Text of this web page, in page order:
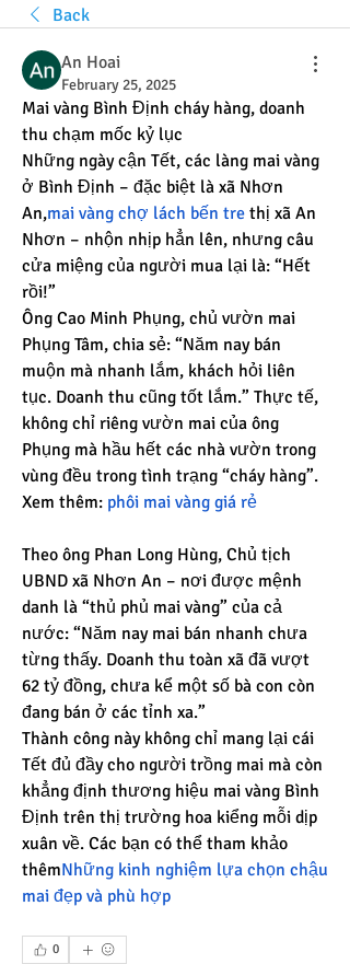
Back
An Hoai
February 25, 2025
Mai vàng Bình Định cháy hàng, doanh
thu chạm mốc kỷ lục
Những ngày cận Tết, các làng mai vàng
ở Bình Định – đặc biệt là xã Nhơn
An,mai vàng chợ lách bến tre thị xã An
Nhơn – nhộn nhịp hẳn lên, nhưng câu
cửa miệng của người mua lại là: “Hết
rồi!”
Ông Cao Minh Phụng, chủ vườn mai
Phụng Tâm, chia sẻ: “Năm nay bán
muộn mà nhanh lắm, khách hỏi liên
tục. Doanh thu cũng tốt lắm.” Thực tế,
không chỉ riêng vườn mai của ông
Phụng mà hầu hết các nhà vườn trong
vùng đều trong tình trạng “cháy hàng”.
Xem thêm: phôi mai vàng giá rẻ
Theo ông Phan Long Hùng, Chủ tịch
UBND xã Nhơn An – nơi được mệnh
danh là “thủ phủ mai vàng” của cả
nước: “Năm nay mai bán nhanh chưa
từng thấy. Doanh thu toàn xã đã vượt
62 tỷ đồng, chưa kể một số bà con còn
đang bán ở các tỉnh xa.”
Thành công này không chỉ mang lại cái
Tết đủ đầy cho người trồng mai mà còn
khẳng định thương hiệu mai vàng Bình
Định trên thị trường hoa kiểng mỗi dịp
xuân về. Các bạn có thể tham khảo
thêmNhững kinh nghiệm lựa chọn chậu
mai đẹp và phù hợp
0